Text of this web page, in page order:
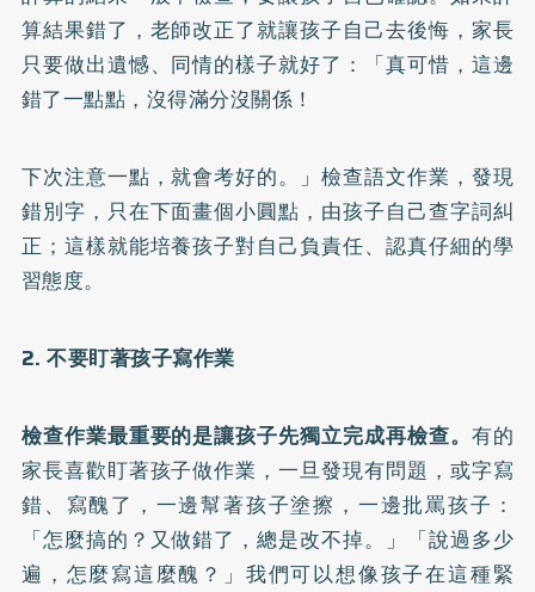
算結果錯了，老師改正了就讓孩子自己去後悔，家長
只要做出遺憾、同情的樣子就好了：「真可惜，這邊
錯了一點點，沒得滿分沒關係！
下次注意一點，就會考好的。」檢查語文作業，發現
錯別字，只在下面畫個小圓點，由孩子自己查字詞糾
正；這樣就能培養孩子對自己負責任、認真仔細的學
習態度。
2. 不要盯著孩子寫作業
檢查作業最重要的是讓孩子先獨立完成再檢查。 有的
家長喜歡盯著孩子做作業，一旦發現有問題，或字寫
錯、寫醜了，一邊幫著孩子塗擦，一邊批罵孩子：
「怎麼搞的？又做錯了，總是改不掉。」「說過多少
遍，怎麼寫這麼醜？」我們可以想像孩子在這種緊